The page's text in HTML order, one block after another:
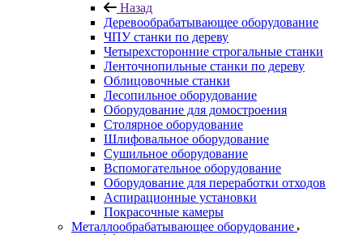
Назад
Деревообрабатывающее оборудование
ЧПУ станки по дереву
Четырехсторонние строгальные станки
Ленточнопильные станки по дереву
Облицовочные станки
Лесопильное оборудование
Оборудование для домостроения
Столярное оборудование
Шлифовальное оборудование
Сушильное оборудование
Вспомогательное оборудование
Оборудование для переработки отходов
Аспирационные установки
Покрасочные камеры
Металлообрабатывающее оборудование